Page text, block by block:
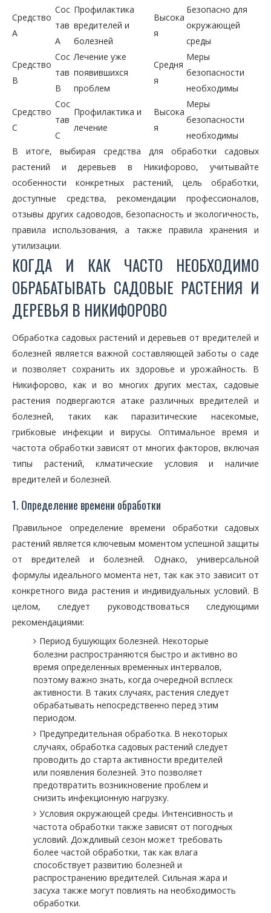
Средство
A
Сос
тав
A
Профилактика
вредителей и
болезней
Высока
я
Безопасно для
окружающей
среды
Средство
B
Сос
тав
B
Лечение уже
появившихся
проблем
Средня
я
Меры
безопасности
необходимы
Средство
C
Сос
тав
C
Профилактика и
лечение
Высока
я
Меры
безопасности
необходимы
В итоге, выбирая средства для обработки садовых
растений и деревьев в Никифорово, учитывайте
особенности конкретных растений, цель обработки,
доступные средства, рекомендации профессионалов,
отзывы других садоводов, безопасность и экологичность,
правила использования, а также правила хранения и
утилизации.
КОГДА И КАК ЧАСТО НЕОБХОДИМО
ОБРАБАТЫВАТЬ САДОВЫЕ РАСТЕНИЯ И
ДЕРЕВЬЯ В НИКИФОРОВО
Обработка садовых растений и деревьев от вредителей и
болезней является важной составляющей заботы о саде
и позволяет сохранить их здоровье и урожайность. В
Никифорово, как и во многих других местах, садовые
растения подвергаются атаке различных вредителей и
болезней, таких как паразитические насекомые,
грибковые инфекции и вирусы. Оптимальное время и
частота обработки зависят от многих факторов, включая
типы растений, клматические условия и наличие
вредителей и болезней.
1. Определение времени обработки
Правильное определение времени обработки садовых
растений является ключевым моментом успешной защиты
от вредителей и болезней. Однако, универсальной
формулы идеального момента нет, так как это зависит от
конкретного вида растения и индивидуальных условий. В
целом, следует руководствоваться следующими
рекомендациями:
Период бушующих болезней. Некоторые
болезни распространяются быстро и активно во
время определенных временных интервалов,
поэтому важно знать, когда очередной всплеск
активности. В таких случаях, растения следует
обрабатывать непосредственно перед этим
периодом.
Предупредительная обработка. В некоторых
случаях, обработка садовых растений следует
проводить до старта активности вредителей
или появления болезней. Это позволяет
предотвратить возникновение проблем и
снизить инфекционную нагрузку.
Условия окружающей среды. Интенсивность и
частота обработки также зависят от погодных
условий. Дождливый сезон может требовать
более частой обработки, так как влага
способствует развитию болезней и
распространению вредителей. Сильная жара и
засуха также могут повлиять на необходимость
обработки.